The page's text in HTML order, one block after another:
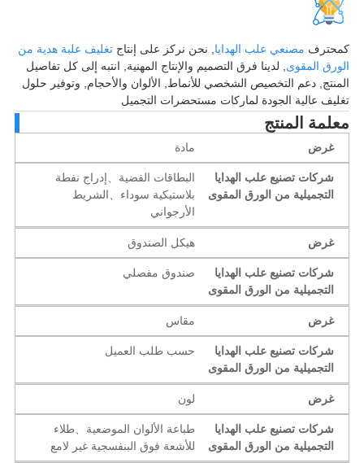
مصنعي علب الهدايا , نحن نركز على إنتاجتغليف علبة هدية من
المقوى, لدينا فرق التصميم والإنتاج المهنية, انتبه إلى كل تفاصيل
دعم التخصيص الشخصي للأنماط, الألوان والأحجام, وتوفير حلول
عالية الجودة لماركات مستحضرات التجميل
المنتج
شركات تصنيع علب الهدايا
التجميلية من الورق المقوى
البطاقات الفضية、إدراج نفطة
بلاستيكية سوداء、الشريط
الأرجواني
هيكل الصندوق
شركات تصنيع علب الهدايا
التجميلية من الورق المقوى
صندوق مفصلي
مقاس
شركات تصنيع علب الهدايا
التجميلية من الورق المقوى
حسب طلب العميل
شركات تصنيع علب الهدايا
التجميلية من الورق المقوى
طباعة الألوان الموضعية、طلاء
للأشعة فوق البنفسجية غير لامع